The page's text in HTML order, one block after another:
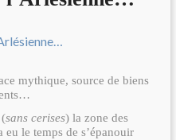
mythique, source de biens
(sans cerises) la zone des
le temps de s’épanouir